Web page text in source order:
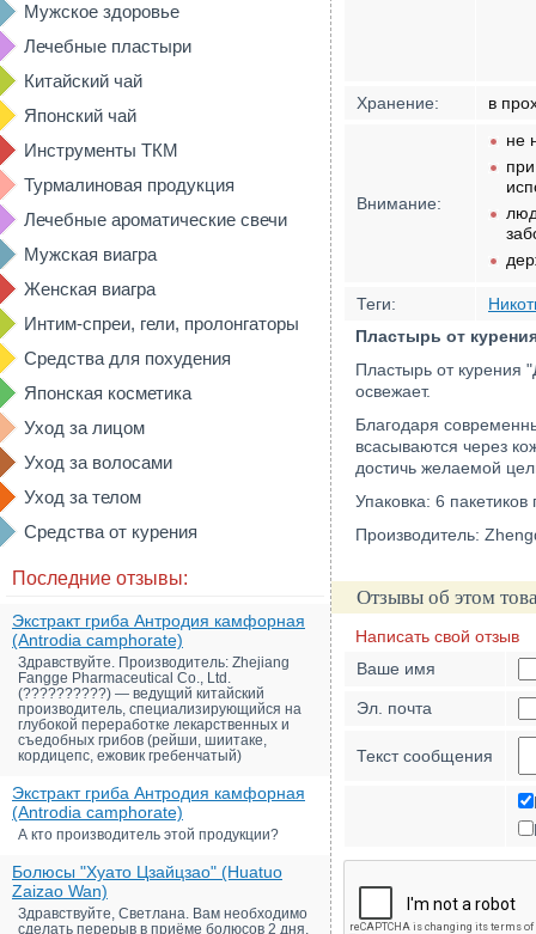
Мужское здоровье
Лечебные пластыри
Китайский чай
Японский чай
Инструменты ТКМ
Турмалиновая продукция
Лечебные ароматические свечи
Мужская виагра
Женская виагра
Интим-спреи, гели, пролонгаторы
Средства для похудения
Японская косметика
Уход за лицом
Уход за волосами
Уход за телом
Средства от курения
Последние отзывы:
Экстракт гриба Антродия камфорная
(Antrodia camphorate)
Здравствуйте. Производитель: Zhejiang
Fangge Pharmaceutical Co., Ltd.
(??????????) — ведущий китайский
производитель, специализирующийся на
глубокой переработке лекарственных и
съедобных грибов (рейши, шиитаке,
кордицепс, ежовик гребенчатый)
Экстракт гриба Антродия камфорная
(Antrodia camphorate)
А кто производитель этой продукции?
Болюсы "Хуато Цзайцзао" (Huatuo
Zaizao Wan)
Здравствуйте, Светлана. Вам необходимо
сделать перерыв в приёме болюсов 2 дня,
Хранение: в
Внимание:
не
Теги:
Пластырь от
Пластырь от курения
освежает.
Благодаря
всасываются через
достичь желаемой
Упаковка: 6
Производитель:
Отзывы об этом
Написать свой отзыв
Ваше имя
Эл. почта
Текст сообщения